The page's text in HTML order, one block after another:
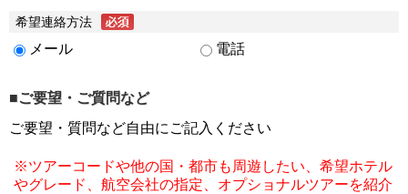
希望連絡方法
メール 電話
■ご要望・ご質問など
ご要望・質問など自由にご記入ください
※ツアーコードや他の国・都市も周遊したい、希望ホテル
やグレード、航空会社の指定、オプショナルツアーを紹介